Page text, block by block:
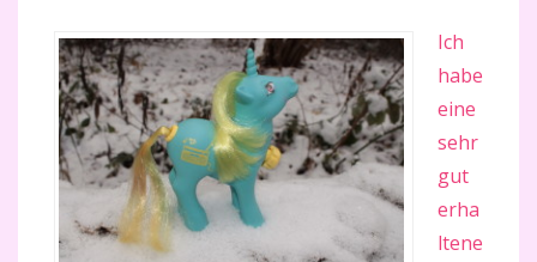
Ich
habe
eine
sehr
gut
erha
ltene